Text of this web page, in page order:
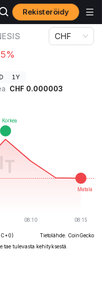
Rekisteröidy
CHF
1Y
CHF 0.000003
Tietolähde: CoinGecko
tae tulevasta kehityksestä.